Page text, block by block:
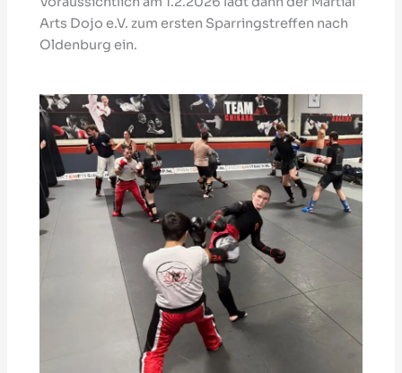
Arts Dojo e.V. zum ersten Sparringstreffen nach
Oldenburg ein.